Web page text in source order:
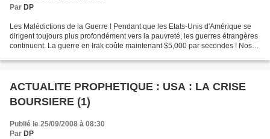
Par DP
Les Malédictions de la Guerre ! Pendant que les Etats-Unis d'Amérique se
dirigent toujours plus profondément vers la pauvreté, les guerres étrangères
continuent. La guerre en Irak coûte maintenant $5,000 par secondes ! Nos
ACTUALITE PROPHETIQUE : USA : LA CRISE
BOURSIERE (1)
Publié le 25/09/2008 à 08:30
Par DP